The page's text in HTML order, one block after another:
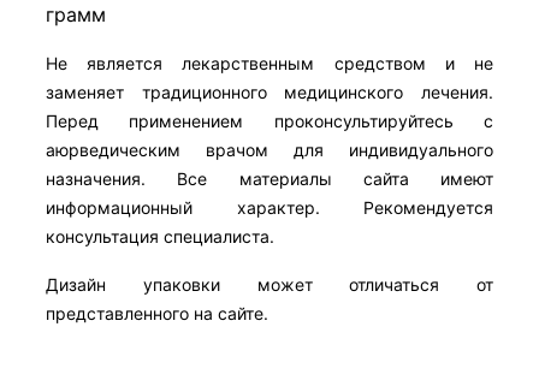
грамм
Не является лекарственным средством и не
заменяет традиционного медицинского лечения.
Перед применением проконсультируйтесь с
аюрведическим врачом для индивидуального
назначения. Все материалы сайта имеют
информационный характер. Рекомендуется
консультация специалиста.
Дизайн упаковки может отличаться от
представленного на сайте.